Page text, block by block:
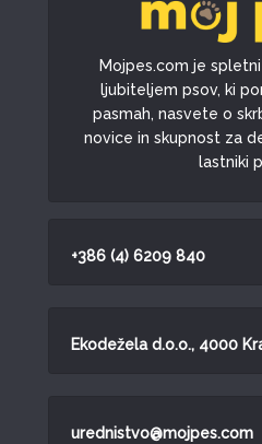
Mojpes.com je
ljubiteljem psov, ki
pasmah, nasvete o
novice in skupnost za
lastniki
+386 (4) 6209 840
Ekodežela d.o.o., 4000
urednistvo@mojpes.com